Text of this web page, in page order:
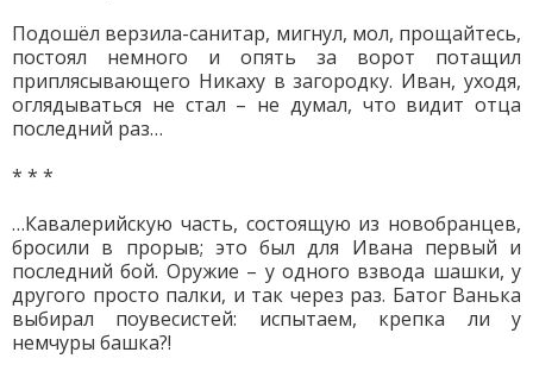
Подошёл верзила-санитар, мигнул, мол, прощайтесь,
постоял немного и опять за ворот потащил
приплясывающего Никаху в загородку. Иван, уходя,
оглядываться не стал – не думал, что видит отца
последний раз…
* * *
…Кавалерийскую часть, состоящую из новобранцев,
бросили в прорыв; это был для Ивана первый и
последний бой. Оружие – у одного взвода шашки, у
другого просто палки, и так через раз. Батог Ванька
выбирал поувесистей: испытаем, крепка ли у
немчуры башка?!